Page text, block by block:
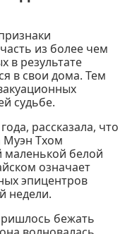
из более чем
в результате
в свои дома. Тем
судьбе.
рассказала, что
Муэн Тхом
маленькой белой
означает
эпицентров
недели.
бежать